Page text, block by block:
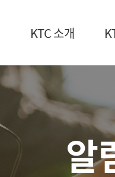
KTC 소개
알